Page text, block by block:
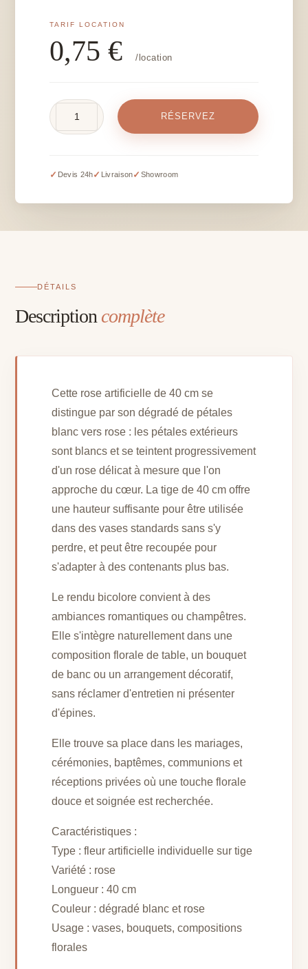
0,75€ /location
et
artificielle
RÉSERVEZ
✓ Devis 24h✓ Livraison✓ Showroom
DÉTAILS
Description complète
Cette rose artificielle de 40 cm se
distingue par son dégradé de pétales
blanc vers rose : les pétales extérieurs
sont blancs et se teintent progressivement
d'un rose délicat à mesure que l'on
approche du cœur. La tige de 40 cm offre
une hauteur suffisante pour être utilisée
dans des vases standards sans s'y
perdre, et peut être recoupée pour
s'adapter à des contenants plus bas.
Le rendu bicolore convient à des
ambiances romantiques ou champêtres.
Elle s'intègre naturellement dans une
composition florale de table, un bouquet
de banc ou un arrangement décoratif,
sans réclamer d'entretien ni présenter
d'épines.
Elle trouve sa place dans les mariages,
cérémonies, baptêmes, communions et
réceptions privées où une touche florale
douce et soignée est recherchée.
Caractéristiques :
Type : fleur artificielle individuelle sur tige
Variété : rose
Longueur : 40 cm
Couleur : dégradé blanc et rose
Usage : vases, bouquets, compositions
florales